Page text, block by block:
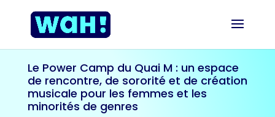
Le Power Camp du Quai M : un espace
de rencontre, de sororité et de création
musicale pour les femmes et les
minorités de genres